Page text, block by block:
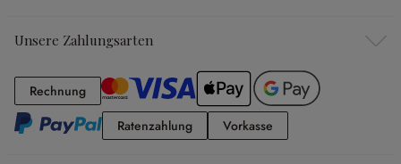
Unsere Zahlungsarten
RechnungRechnung
RatenzahlungRatenzahlung
Vorkasse